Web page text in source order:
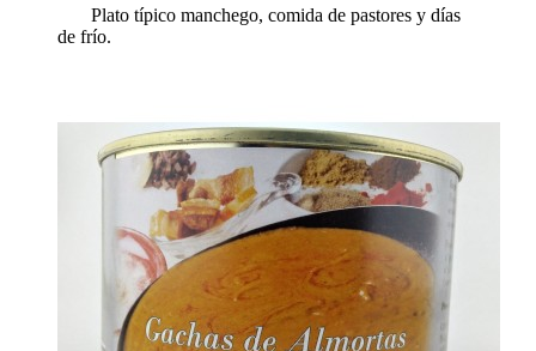
Plato típico manchego, comida de pastores y días
de frío.